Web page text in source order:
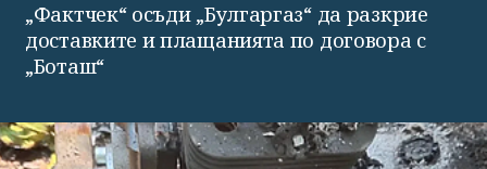
„Фактчек“ осъди „Булгаргаз“ да разкрие
доставките и плащанията по договора с
„Боташ“